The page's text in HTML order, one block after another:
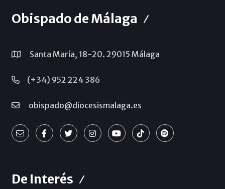
Obispado de Málaga
Santa María, 18-20. 29015 Málaga
(+34) 952 224 386
obispado@diocesismalaga.es
De Interés